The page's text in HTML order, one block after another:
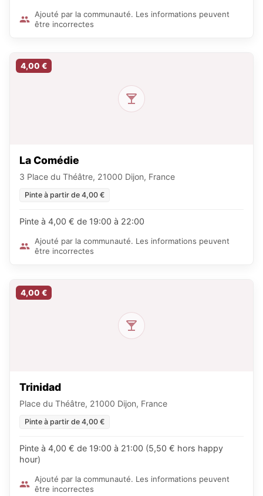
Ajouté par la communauté. Les informations peuvent
être incorrectes
4,00 €
La Comédie
3 Place du Théâtre, 21000 Dijon, France
Pinte à partir de 4,00 €
Pinte à 4,00 € de 19:00 à 22:00
Ajouté par la communauté. Les informations peuvent
être incorrectes
4,00 €
Trinidad
Place du Théâtre, 21000 Dijon, France
Pinte à partir de 4,00 €
Pinte à 4,00 € de 19:00 à 21:00 (5,50 € hors happy
hour)
Ajouté par la communauté. Les informations peuvent
être incorrectes